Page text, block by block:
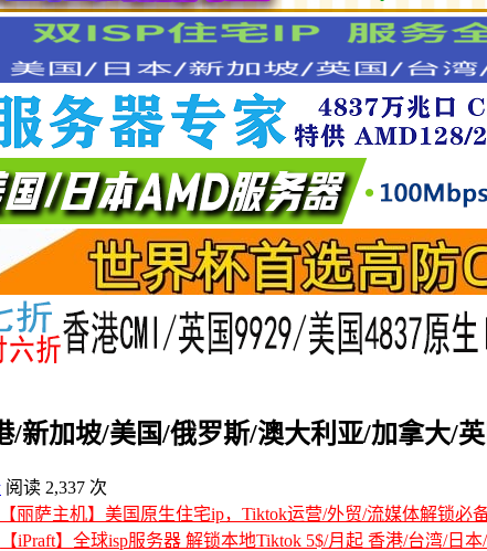
新加坡/美国/俄罗斯/澳大利亚/加拿大/
阅读 2,337 次
【丽萨主机】美国原生住宅ip，Tiktok运营/外贸/流媒体解锁必
【iPraft】全球isp服务器 解锁本地Tiktok 5$/月起 香港/台湾/日